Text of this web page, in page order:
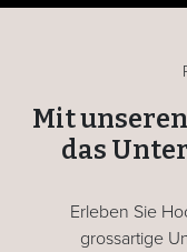
Mit unseren
das
Erleben Sie
grossartige